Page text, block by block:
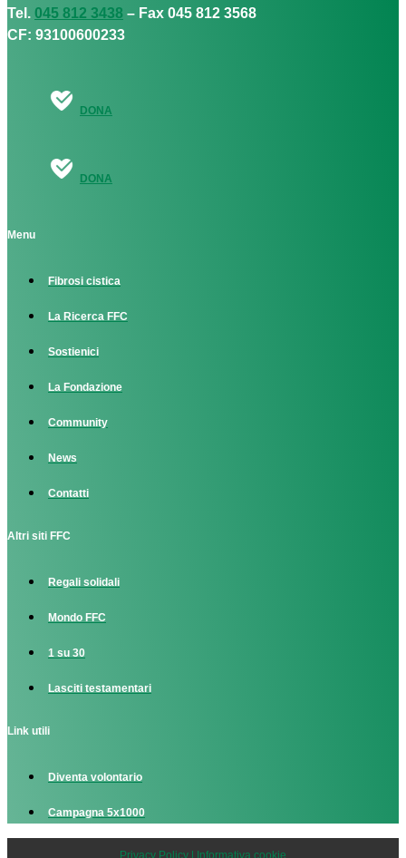
Tel. 045 812 3438 – Fax 045 812 3568
CF: 93100600233
DONA
DONA
Menu
Fibrosi cistica
La Ricerca FFC
Sostienici
La Fondazione
Community
News
Contatti
Altri siti FFC
Regali solidali
Mondo FFC
1 su 30
Lasciti testamentari
Link utili
Diventa volontario
Campagna 5x1000